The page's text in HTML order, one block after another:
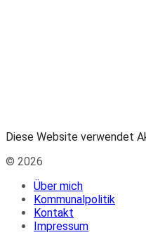
Diese Website verwendet
© 2026
Über mich
Kommunalpolitik
Kontakt
Impressum